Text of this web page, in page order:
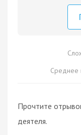
Среднее
Прочтите
деятеля.